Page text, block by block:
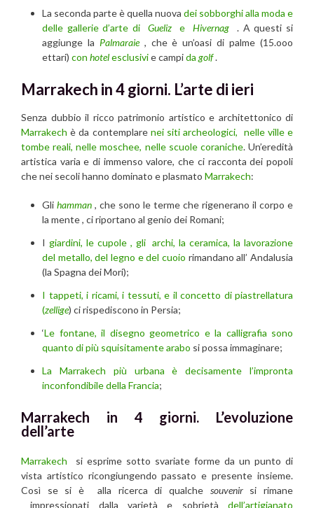
La seconda parte è quella nuova dei sobborghi alla moda e
delle gallerie d’arte di GuelizeHivernag
. A questi si
aggiunge la Palmaraie, che è un’oasi di palme (15.ooo
ettari) con hotelesclusivie campida golf.
Marrakech in 4 giorni. L’arte di ieri
Senza dubbio il ricco patrimonio artistico e architettonico di
Marrakech è da contemplare nei siti archeologici, nelle ville e
tombe reali, nelle moschee, nelle scuole coraniche. Un’eredità
artistica varia e di immenso valore, che ci racconta dei popoli
che nei secoli hanno dominato e plasmato Marrakech:
Gli hamman , che sono le terme che rigenerano il corpo e
la mente , ci riportano al genio dei Romani;
I giardini, le cupole , gli archi, la ceramica, la lavorazione
del metallo, del legno e del cuoio rimandano all’ Andalusia
(la Spagna dei Mori);
I tappeti, i ricami, i tessuti, e il concetto di piastrellatura
(zellige) ci rispediscono in Persia;
‘Le fontane, il disegno geometrico e la calligrafia sono
quanto di più squisitamente arabo si possa immaginare;
La Marrakech più urbana è decisamente l’impronta
inconfondibile della Francia;
Marrakech in 4 giorni. L’evoluzione
dell’arte
Marrakech si esprime sotto svariate forme da un punto di
vista artistico ricongiungendo passato e presente insieme.
Così se si è alla ricerca di qualche souvenirsi rimane
impressionati dalla varietà e sobrietà dell’artigianato